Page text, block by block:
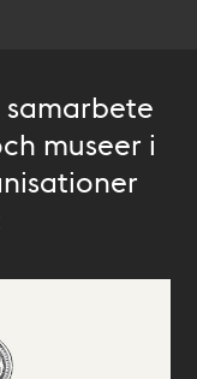
museer i